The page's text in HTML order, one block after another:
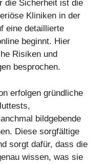
die Sicherheit ist die
Kliniken in der
eine detaillierte
beginnt. Hier
Risiken und
besprochen.
erfolgen gründliche
bildgebende
Diese sorgfältige
sorgt dafür, dass die
wissen, was sie